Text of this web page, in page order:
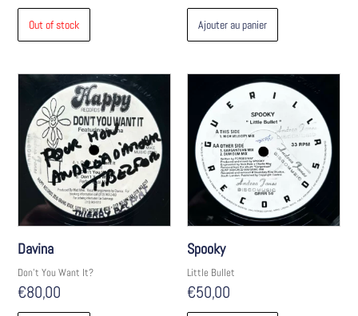
Out of stock Ajouter au panier
Davina
Don't You Want It?
€80,00
Spooky
Little Bullet
€50,00